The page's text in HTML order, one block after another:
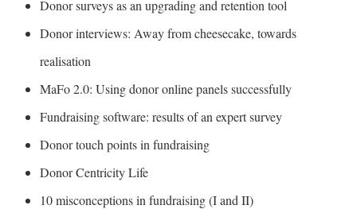
Donor surveys as an upgrading and retention tool
Donor interviews: Away from cheesecake, towards
realisation
MaFo 2.0: Using donor online panels successfully
Fundraising software: results of an expert survey
Donor touch points in fundraising
Donor Centricity Life
10 misconceptions in fundraising (I and II)